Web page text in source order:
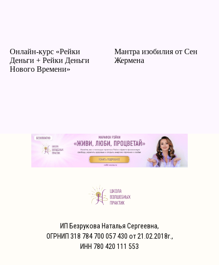
Онлайн-курс «Рейки
Деньги + Рейки Деньги
Нового Времени»
Мантра изобилия от Сен
Жермена
ИП Безрукова Наталья Сергеевна,
ОГРНИП 318 784 700 057 430 от 21.02.2018г.,
ИНН 780 420 111 553